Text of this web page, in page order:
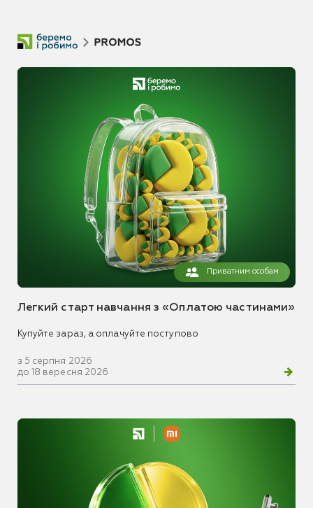
Приватним особам
Легкий старт навчання з «Оплатою частинами»
Купуйте зараз, а оплачуйте поступово
з 5 серпня 2026
до 18 вересня 2026